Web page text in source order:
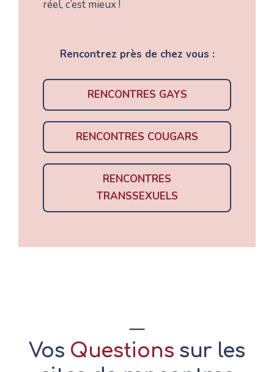
réel, c’est mieux !
Rencontrez près de chez vous :
RENCONTRES GAYS
RENCONTRES COUGARS
RENCONTRES
TRANSSEXUELS
Vos Questions sur les